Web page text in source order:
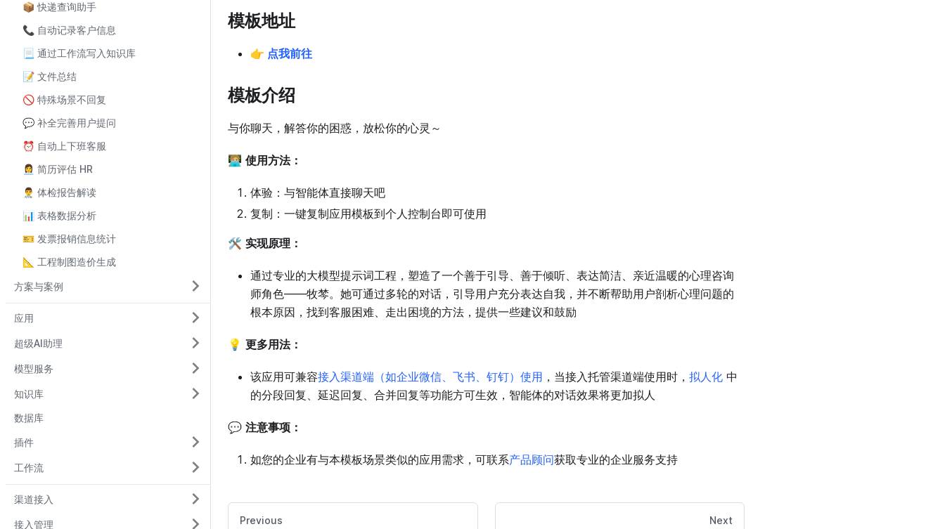
📦 快递查询助手
📞 自动记录客户信息
📃 通过工作流写入知识库
📝 文件总结
🚫 特殊场景不回复
💬 补全完善用户提问
⏰ 自动上下班客服
👩‍💼 简历评估 HR
👨‍⚕️ 体检报告解读
📊 表格数据分析
🎫 发票报销信息统计
📐 工程制图造价生成
方案与案例
应用
超级AI助理
模型服务
知识库
数据库
插件
工作流
渠道接入
接入管理
模板地址
👉 点我前往
模板介绍
与你聊天，解答你的困惑，放松你的心灵～
🧑🏼‍💻 使用方法：
体验：与智能体直接聊天吧
复制：一键复制应用模板到个人控制台即可使用
🛠 实现原理：
通过专业的大模型提示词工程，塑造了一个善于引导、善于倾听、表达简洁、亲近温暖的心理咨询
师角色——牧棽。她可通过多轮的对话，引导用户充分表达自我，并不断帮助用户剖析心理问题的
根本原因，找到客服困难、走出困境的方法，提供一些建议和鼓励
💡 更多用法：
该应用可兼容接入渠道端（如企业微信、飞书、钉钉）使用 ，当接入托管渠道端使用时， 拟人化 中
的分段回复、延迟回复、合并回复等功能方可生效，智能体的对话效果将更加拟人
💬 注意事项：
如您的企业有与本模板场景类似的应用需求，可联系产品顾问获取专业的企业服务支持
Previous Next